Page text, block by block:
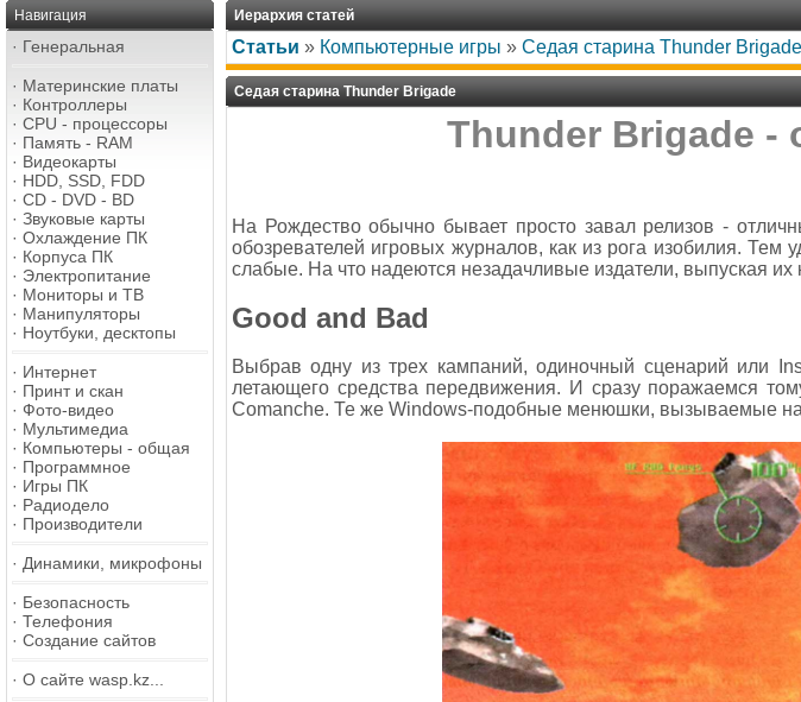
Навигация
· Генеральная
· Материнские платы
· Контроллеры
· CPU - процессоры
· Память - RAM
· Видеокарты
· HDD, SSD, FDD
· CD - DVD - BD
· Звуковые карты
· Охлаждение ПК
· Корпуса ПК
· Электропитание
· Мониторы и ТВ
· Манипуляторы
· Ноутбуки, десктопы
· Интернет
· Принт и скан
· Фото-видео
· Мультимедиа
· Компьютеры - общая
· Программное
· Игры ПК
· Радиодело
· Производители
· Динамики, микрофоны
· Безопасность
· Телефония
· Создание сайтов
· О сайте wasp.kz...
Иерархия статей
Статьи » Компьютерные игры » Седая старина Thunder Brigade
Седая старина Thunder Brigade
Thunder Brigade -
На Рождество обычно бывает просто завал релизов -
обозревателей игровых журналов, как из рога изобилия. Тем
слабые. На что надеются незадачливые издатели, выпуская их
Good and Bad
Выбрав одну из трех кампаний, одиночный сценарий или
летающего средства передвижения. И сразу поражаемся
Comanche. Те же Windows-подобные менюшки, вызываемые